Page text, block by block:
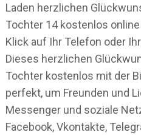
Laden herzlichen
Tochter 14 kostenlos
Klick auf Ihr Telefon oder
Dieses herzlichen
Tochter kostenlos mit der
perfekt, um Freunden und
Messenger und soziale
Facebook, Vkontakte,